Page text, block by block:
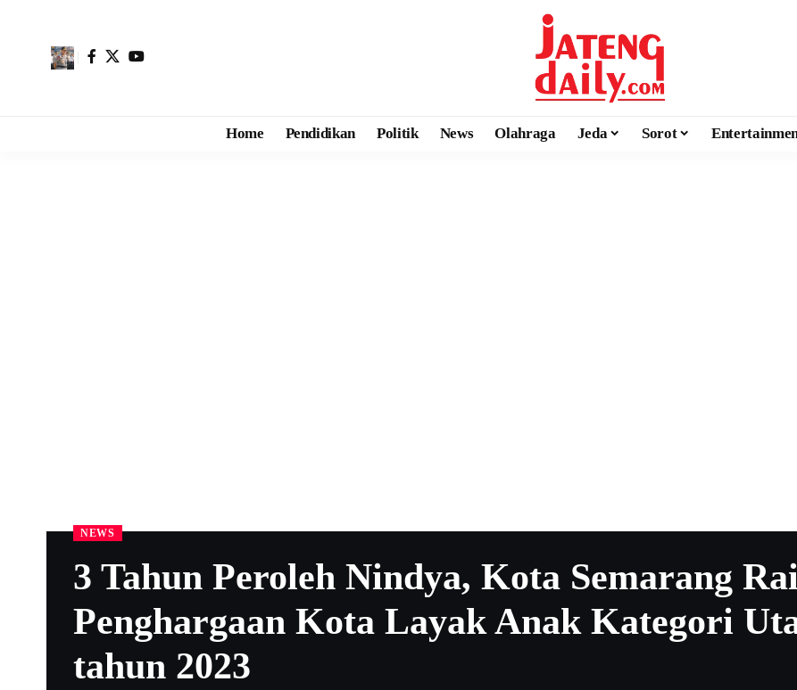
Home Pendidikan Politik News Olahraga Jeda Sorot
NEWS
3 Tahun Peroleh Nindya, Kota Semarang
Penghargaan Kota Layak Anak Kategori
tahun 2023